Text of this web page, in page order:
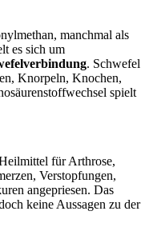
manchmal als
es sich um
. Schwefel
Knorpeln, Knochen,
spielt
für Arthrose,
Verstopfungen,
angepriesen. Das
keine Aussagen zu der